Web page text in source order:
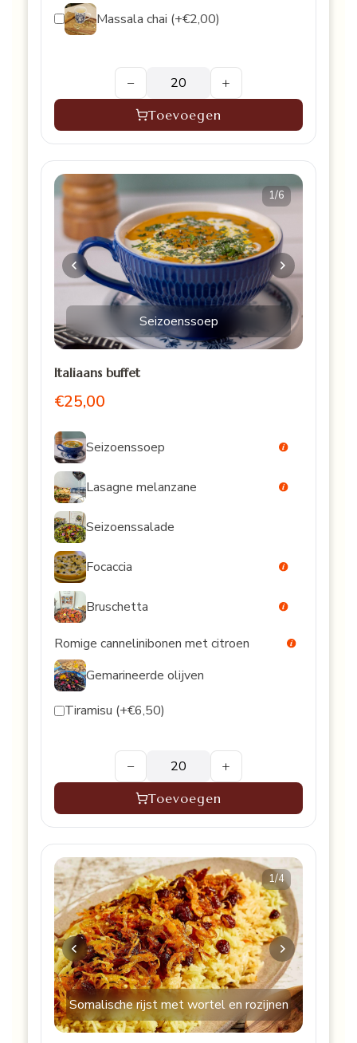
Massala chai (+€2,00)
−
+
Toevoegen
Seizoenssoep
1/6
Italiaans buffet
€25,00
Seizoenssoep
Lasagne melanzane
Seizoenssalade
Focaccia
Bruschetta
Romige cannelinibonen met citroen
Gemarineerde olijven
Tiramisu (+€6,50)
−
+
Toevoegen
Somalische rijst met wortel en rozijnen
1/4